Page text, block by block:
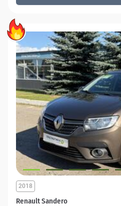
Renault Sandero
2018